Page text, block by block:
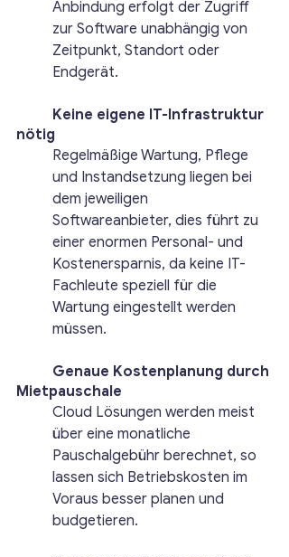
Anbindung erfolgt der Zugriff
zur Software unabhängig von
Zeitpunkt, Standort oder
Endgerät.
nötig
Regelmäßige Wartung, Pflege
und Instandsetzung liegen bei
dem jeweiligen
Softwareanbieter, dies führt zu
einer enormen Personal- und
Kostenersparnis, da keine IT-
Fachleute speziell für die
Wartung eingestellt werden
müssen.
Mietpauschale
Cloud Lösungen werden meist
über eine monatliche
Pauschalgebühr berechnet, so
lassen sich Betriebskosten im
Voraus besser planen und
budgetieren.